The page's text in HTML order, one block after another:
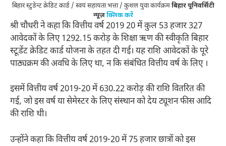
बिहार स्टुडेन्ट क्रेडिट कार्ड / स्वयं सहायता भत्ता / कुशल युवा कार्यक्रमबिहार यूनिवर्सिटी
न्यूज़क्लिक करें
श्री चौधरी ने कहा कि वित्तीय वर्ष 2019 20 में कुल 53 हजार 327
आवेदकों के लिए 1292.15 करोड़ के शिक्षा ऋण की स्वीकृति बिहार
स्टूडेंट क्रेडिट कार्ड योजना के तहत दी गई। यह राशि आवेदकों के पूरे
पाठ्यक्रम की अवधि के लिए था, न कि संबंधित वित्तीय वर्ष के लिए ।
इसमें वित्तीय वर्ष 2019-20 में 630.22 करोड़ की राशि वितरित की
गई, जो इस वर्ष या सेमेस्टर के लिए संस्थान को देय ट्यूशन फीस आदि
की राशि थी।
उन्होंने कहा कि वित्तीय वर्ष 2019-20 में 75 हजार छात्रों को इस